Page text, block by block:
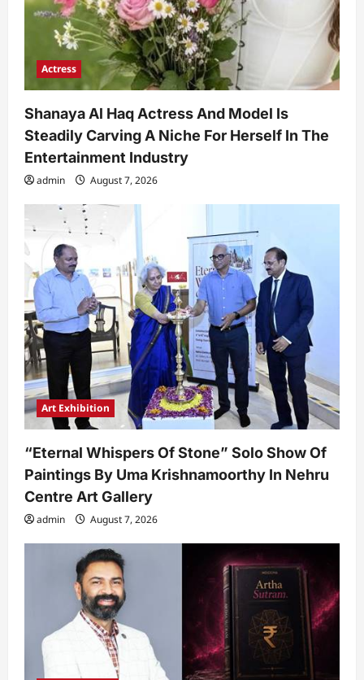
Actress
Shanaya Al Haq Actress And Model Is
Steadily Carving A Niche For Herself In The
Entertainment Industry
admin August 7, 2026
Art Exhibition
“Eternal Whispers Of Stone” Solo Show Of
Paintings By Uma Krishnamoorthy In Nehru
Centre Art Gallery
admin August 7, 2026